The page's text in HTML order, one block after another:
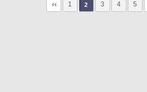
1 2 3 4 5